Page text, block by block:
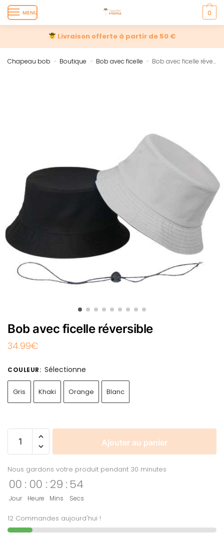
MENU 0
Livraison offerte à partir de 50 €
Chapeau bob » Boutique » Bob avec ficelle » Bob avec ficelle réversible
Bob avec ficelle réversible
34.99€
COULEUR: Sélectionne
Gris Khaki Orange Blanc
Ajouter au panier
Nous gardons votre produit pendant 30 minutes
00
Jour
: 00
Heure
: 29
Mins
: 54
Secs
12 Commandes aujourd'hui !